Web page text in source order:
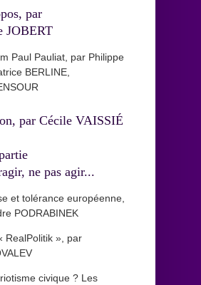
par
JOBERT
Paul Pauliat, par Philippe
BERLINE,
par Cécile VAISSIÉ
ne pas agir...
et tolérance européenne,
PODRABINEK
RealPolitik », par
civique ? Les